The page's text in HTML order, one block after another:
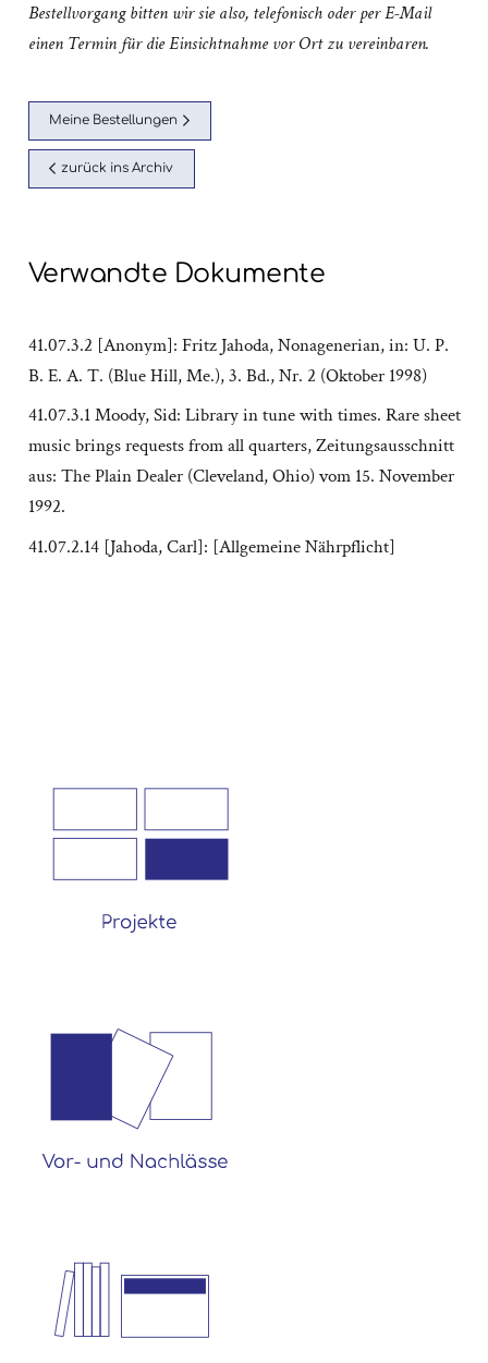
Bestellvorgang bitten wir sie also, telefonisch oder per E-Mail
einen Termin für die Einsichtnahme vor Ort zu vereinbaren.
Meine Bestellungen
zurück ins Archiv
Verwandte Dokumente
41.07.3.2 [Anonym]: Fritz Jahoda, Nonagenerian, in: U. P.
B. E. A. T. (Blue Hill, Me.), 3. Bd., Nr. 2 (Oktober 1998)
41.07.3.1 Moody, Sid: Library in tune with times. Rare sheet
music brings requests from all quarters, Zeitungsausschnitt
aus: The Plain Dealer (Cleveland, Ohio) vom 15. November
1992.
41.07.2.14 [Jahoda, Carl]: [Allgemeine Nährpflicht]